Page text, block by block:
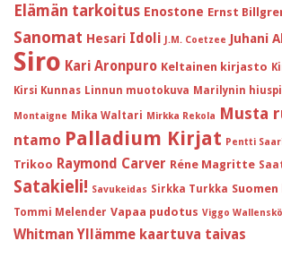
Elämän tarkoitus Enostone Ernst
Sanomat Hesari Idoli J.M. Coetzee Juhani
Siro Kari Aronpuro Keltainen kirjasto
Kirsi Kunnas Linnun muotokuva Marilynin
Montaigne Mika Waltari Mirkka Rekola Musta
ntamo Palladium Kirjat Pentti
Trikoo Raymond Carver Réne Magritte
Satakieli! Savukeidas Sirkka Turkka
Tommi Melender Vapaa pudotus Viggo
Whitman Yllämme kaartuva taivas